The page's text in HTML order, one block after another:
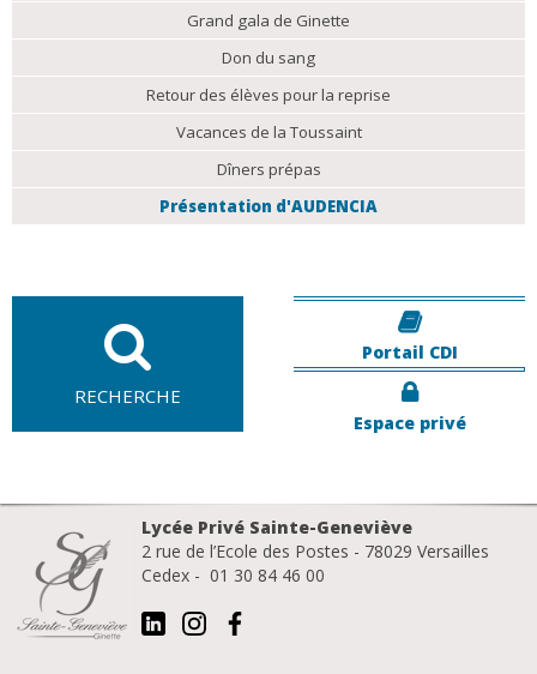
Grand gala de Ginette
Don du sang
Retour des élèves pour la reprise
Vacances de la Toussaint
Dîners prépas
Présentation d'AUDENCIA
RECHERCHE
Portail CDI
Espace privé
Lycée Privé Sainte-Geneviève
2 rue de l’Ecole des Postes - 78029 Versailles
Cedex - 01 30 84 46 00